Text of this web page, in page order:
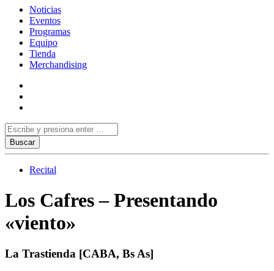
Noticias
Eventos
Programas
Equipo
Tienda
Merchandising
Recital
Los Cafres – Presentando
«viento»
La Trastienda [CABA, Bs As]